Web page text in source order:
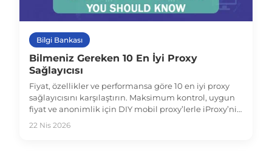
Bilgi Bankası
Bilmeniz Gereken 10 En İyi Proxy
Sağlayıcısı
Fiyat, özellikler ve performansa göre 10 en iyi proxy
sağlayıcısını karşılaştırın. Maksimum kontrol, uygun
fiyat ve anonimlik için DIY mobil proxy’lerle iProxy’nin
nasıl öne çıktığını keşfedin.
22 Nis 2026